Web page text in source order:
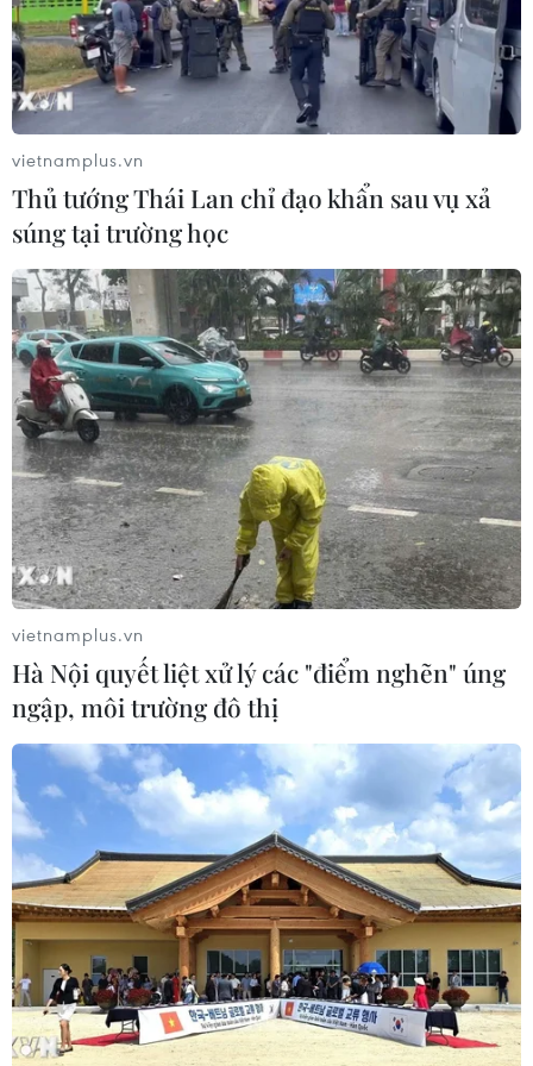
Vàng Rồng Thăng Long tăng 50.000 đồng,
SJC không có biến động
17/02/2020 02:43
Ngân hàng Nhà nước công bố tỷ giá trung tâm của
VND với USD áp dụng ngày 17/2 là 23.218 VND/USD,
tăng 3 đồng/USD so với ngày 14/2.
Hai thương hiệu vàng trong nước bật tăng
100.000 đồng mỗi lượng
vietnamplus.vn
Thủ tướng Thái Lan chỉ đạo khẩn sau vụ xả
súng tại trường học
vietnamplus.vn
Hà Nội quyết liệt xử lý các "điểm nghẽn" úng
ngập, môi trường đô thị